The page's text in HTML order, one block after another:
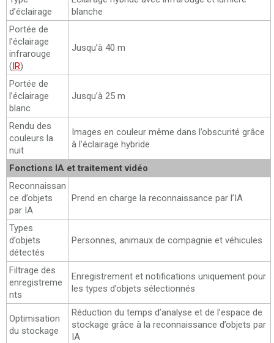
d’éclairage
blanche
Portée de
l’éclairage
infrarouge
(IR)
Jusqu’à 40 m
Portée de
l’éclairage
blanc
Jusqu’à 25 m
Rendu des
couleurs la
nuit
Images en couleur même dans l’obscurité grâce
à l’éclairage hybride
Fonctions IA et traitement vidéo
Reconnaissan
ce d’objets
par IA
Prend en charge la reconnaissance par l’IA
Types
d’objets
détectés
Personnes, animaux de compagnie et véhicules
Filtrage des
enregistreme
nts
Enregistrement et notifications uniquement pour
les types d’objets sélectionnés
Optimisation
du stockage
Réduction du temps d’analyse et de l’espace de
stockage grâce à la reconnaissance d’objets par
IA